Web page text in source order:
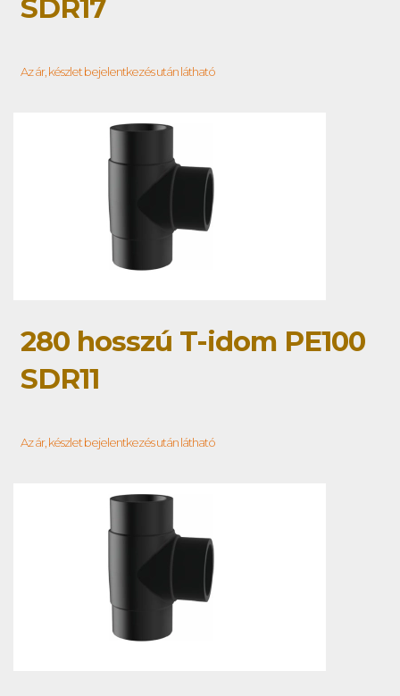
SDR17
Az ár, készlet bejelentkezés után látható
280 hosszú T-idom PE100
SDR11
Az ár, készlet bejelentkezés után látható